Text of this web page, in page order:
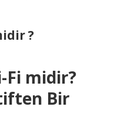
?
Fi midir?
Bir